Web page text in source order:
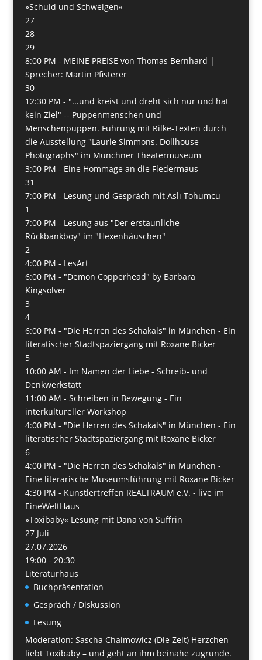
»Schuld und Schweigen«
27
28
29
8:00 PM - MEINE PREISE von Thomas Bernhard |
Sprecher: Martin Pfisterer
30
12:30 PM - "...und kreist und dreht sich nur und hat
kein Ziel" -- Puppenmenschen und
Menschenpuppen. Führung mit Rilke-Texten durch
die Ausstellung "Laurie Simmons. Dollhouse
Photographs" im Münchner Theatermuseum
3:00 PM - Eine Hommage an die Fledermaus
31
7:00 PM - Lesung und Gespräch mit Aslı Tohumcu
1
7:00 PM - Lesung aus "Der erstaunliche
Rückbankboy" im "Hexenhäuschen"
2
4:00 PM - LesArt
6:00 PM - "Demon Copperhead" by Barbara
Kingsolver
3
4
6:00 PM - "Die Herren des Schakals" in München - Ein
literatischer Stadtspaziergang mit Roxane Bicker
5
10:00 AM - Im Namen der Liebe - Schreib- und
Denkwerkstatt
11:00 AM - Schreiben in Bewegung - Ein
interkultureller Workshop
4:00 PM - "Die Herren des Schakals" in München - Ein
literatischer Stadtspaziergang mit Roxane Bicker
6
4:00 PM - "Die Herren des Schakals" in München -
Eine literarische Museumsführung mit Roxane Bicker
4:30 PM - Künstlertreffen REALTRAUM e.V. - live im
EineWeltHaus
»Toxibaby« Lesung mit Dana von Suffrin
27 Juli
27.07.2026
19:00 - 20:30
Literaturhaus
Buchpräsentation
Gespräch / Diskussion
Lesung
Moderation: Sascha Chaimowicz (Die Zeit) Herzchen
liebt Toxibaby – und geht an ihm beinahe zugrunde.